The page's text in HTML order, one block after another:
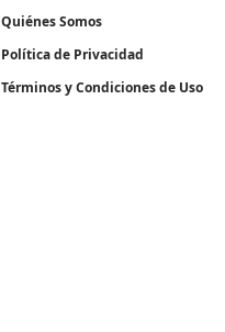
Quiénes Somos
Política de Privacidad
Términos y Condiciones de Uso